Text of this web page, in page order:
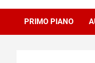
PRIMO PIANO